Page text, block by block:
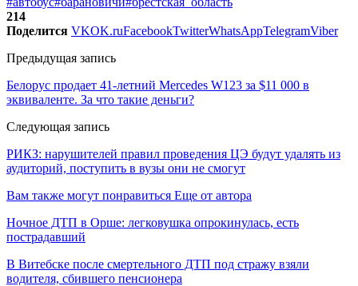
214
Поделится VKOK.ruFacebookTwitterWhatsAppTelegramViber
Предыдущая запись
Белорус продает 41-летний Mercedes W123 за $11 000 в
эквиваленте. За что такие деньги?
Следующая запись
РИКЗ: нарушителей правил проведения ЦЭ будут удалять из
аудиторий, поступить в вузы они не смогут
Вам также могут понравиться Еще от автора
Ночное ДТП в Орше: легковушка опрокинулась, есть
пострадавший
В Витебске после смертельного ДТП под стражу взяли
водителя, сбившего пенсионера